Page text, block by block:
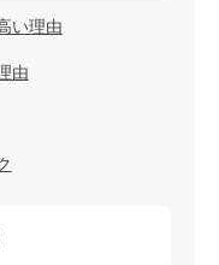
い理由
由